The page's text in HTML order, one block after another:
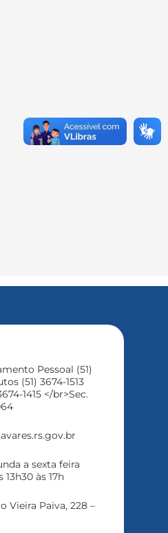
Pessoal (51)
(51) 3674-1513
1415 </br>Sec.
a sexta feira
13h30 às 17h
Vieira Paiva, 228 –